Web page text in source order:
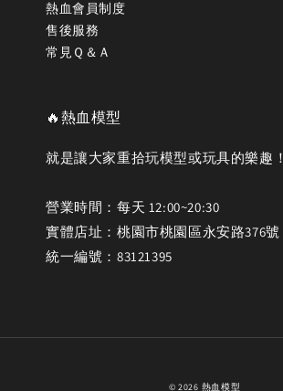
熱血會員制度
售後服務
常見Ｑ＆Ａ
🔥熱血模型
就是讓大家重拾玩模型或玩具的樂趣！
營業時間：每天 12:00~20:30
實體店址：桃園市桃園區永安路376號
統一編號：83121395
© 2026 熱血模型